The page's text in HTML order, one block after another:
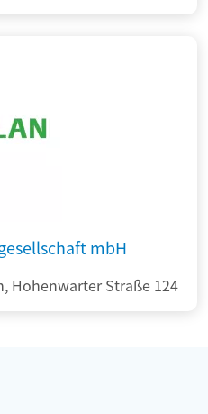
mbH
Hohenwarter Straße 124